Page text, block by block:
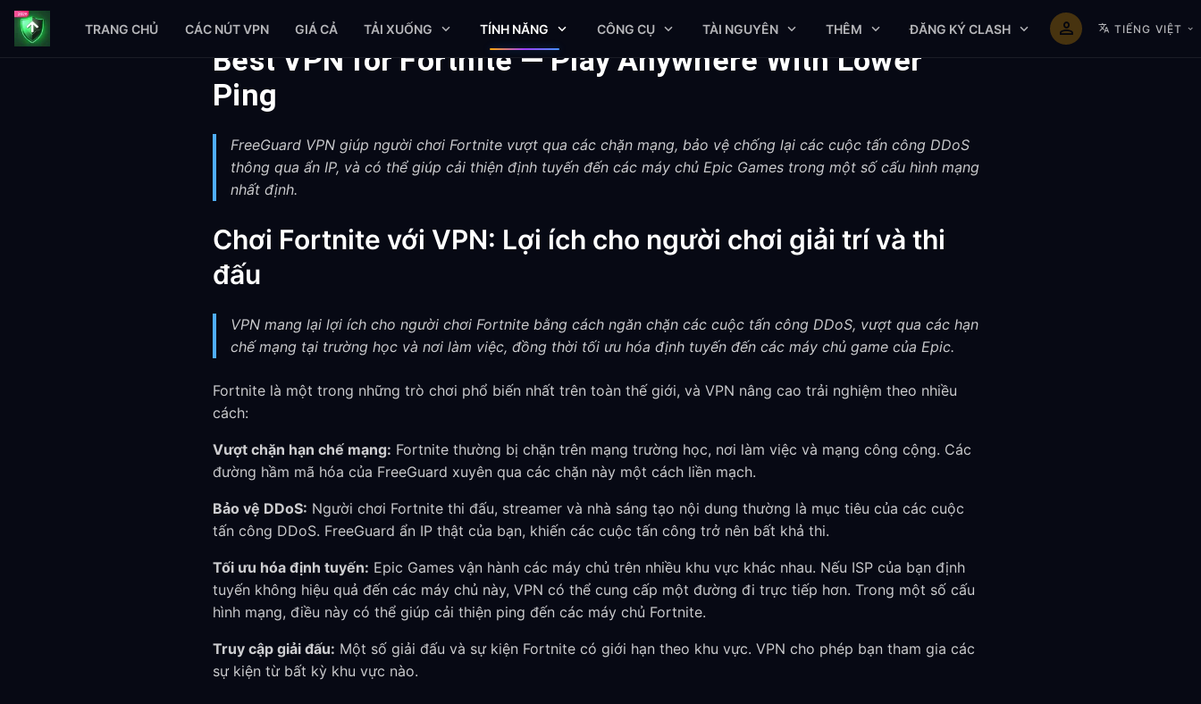
TRANG CHỦ CÁC NÚT VPN GIÁ CẢ TẢI XUỐNG TÍNH NĂNG CÔNG CỤ TÀI NGUYÊN THÊM ĐĂNG KÝ CLASH TIẾNG VIỆT
Best VPN for Fortnite — Play Anywhere With Lower
Ping
FreeGuard VPN giúp người chơi Fortnite vượt qua các chặn mạng, bảo vệ chống lại các cuộc tấn công DDoS
thông qua ẩn IP, và có thể giúp cải thiện định tuyến đến các máy chủ Epic Games trong một số cấu hình mạng
nhất định.
Chơi Fortnite với VPN: Lợi ích cho người chơi giải trí và thi
đấu
VPN mang lại lợi ích cho người chơi Fortnite bằng cách ngăn chặn các cuộc tấn công DDoS, vượt qua các hạn
chế mạng tại trường học và nơi làm việc, đồng thời tối ưu hóa định tuyến đến các máy chủ game của Epic.
Fortnite là một trong những trò chơi phổ biến nhất trên toàn thế giới, và VPN nâng cao trải nghiệm theo nhiều
cách:
Vượt chặn hạn chế mạng: Fortnite thường bị chặn trên mạng trường học, nơi làm việc và mạng công cộng. Các
đường hầm mã hóa của FreeGuard xuyên qua các chặn này một cách liền mạch.
Bảo vệ DDoS: Người chơi Fortnite thi đấu, streamer và nhà sáng tạo nội dung thường là mục tiêu của các cuộc
tấn công DDoS. FreeGuard ẩn IP thật của bạn, khiến các cuộc tấn công trở nên bất khả thi.
Tối ưu hóa định tuyến: Epic Games vận hành các máy chủ trên nhiều khu vực khác nhau. Nếu ISP của bạn định
tuyến không hiệu quả đến các máy chủ này, VPN có thể cung cấp một đường đi trực tiếp hơn. Trong một số cấu
hình mạng, điều này có thể giúp cải thiện ping đến các máy chủ Fortnite.
Truy cập giải đấu: Một số giải đấu và sự kiện Fortnite có giới hạn theo khu vực. VPN cho phép bạn tham gia các
sự kiện từ bất kỳ khu vực nào.